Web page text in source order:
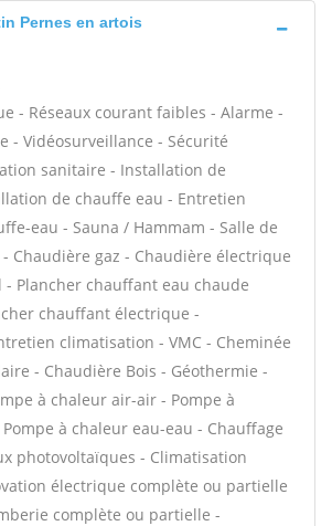
Pernes en artois
- Réseaux courant faibles - Alarme -
- Vidéosurveillance - Sécurité
sanitaire - Installation de
de chauffe eau - Entretien
eau - Sauna / Hammam - Salle de
Chaudière gaz - Chaudière électrique
- Plancher chauffant eau chaude
chauffant électrique -
climatisation - VMC - Cheminée
- Chaudière Bois - Géothermie -
à chaleur air-air - Pompe à
à chaleur eau-eau - Chauffage
photovoltaïques - Climatisation
électrique complète ou partielle
complète ou partielle -